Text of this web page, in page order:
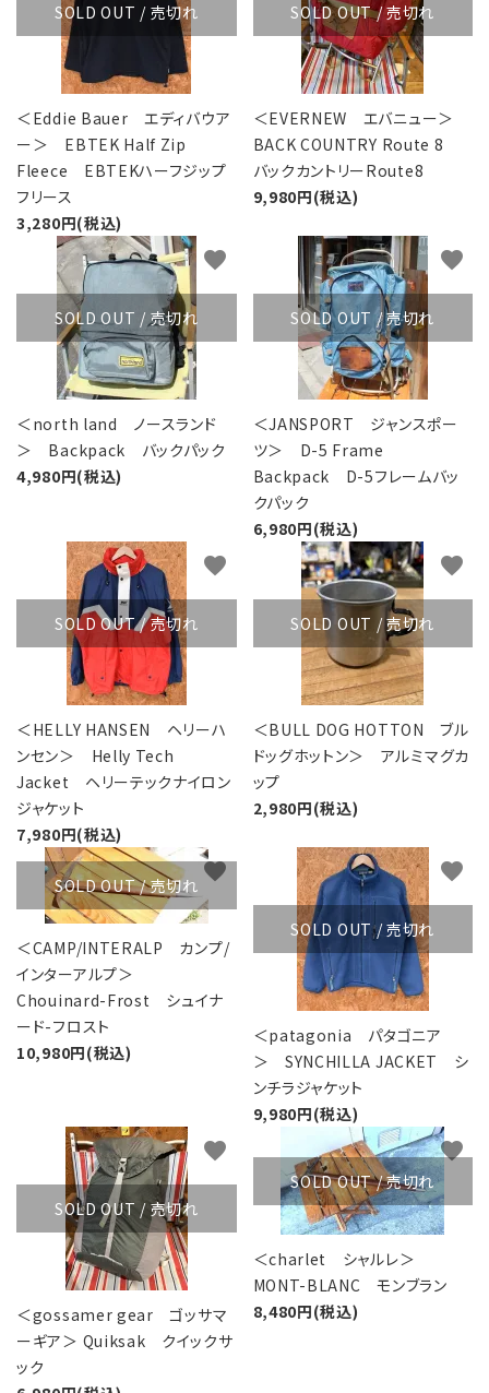
SOLD OUT / 売切れ
＜Eddie Bauer エディバウア
ー＞ EBTEK Half Zip
Fleece EBTEKハーフジップ
フリース
3,280円(税込)
SOLD OUT / 売切れ
＜EVERNEW エバニュー＞
BACK COUNTRY Route 8
バックカントリーRoute8
9,980円(税込)
SOLD OUT / 売切れ
＜north land ノースランド
＞ Backpack バックパック
4,980円(税込)
favorite
SOLD OUT / 売切れ
＜JANSPORT ジャンスポー
ツ＞ D-5 Frame
Backpack D-5フレームバッ
クパック
6,980円(税込)
favorite
SOLD OUT / 売切れ
＜HELLY HANSEN ヘリーハ
ンセン＞ Helly Tech
Jacket ヘリーテックナイロン
ジャケット
7,980円(税込)
favorite
SOLD OUT / 売切れ
＜BULL DOG HOTTON ブル
ドッグホットン＞ アルミマグカ
ップ
2,980円(税込)
favorite
SOLD OUT / 売切れ
＜CAMP/INTERALP カンプ/
インターアルプ＞
Chouinard-Frost シュイナ
ード-フロスト
10,980円(税込)
favorite
SOLD OUT / 売切れ
＜patagonia パタゴニア
＞ SYNCHILLA JACKET シ
ンチラジャケット
9,980円(税込)
favorite
SOLD OUT / 売切れ
＜gossamer gear ゴッサマ
ーギア＞ Quiksak クイックサ
ック
favorite
SOLD OUT / 売切れ
＜charlet シャルレ＞
MONT-BLANC モンブラン
8,480円(税込)
favorite